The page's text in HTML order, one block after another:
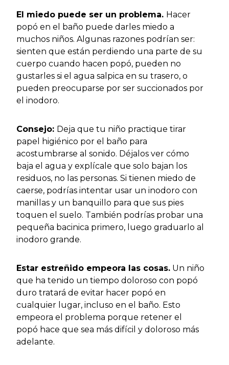
El miedo puede ser un problema. Hacer
popó en el baño puede darles miedo a
muchos niños. Algunas razones podrían ser:
sienten que están perdiendo una parte de su
cuerpo cuando hacen popó, pueden no
gustarles si el agua salpica en su trasero, o
pueden preocuparse por ser succionados por
el inodoro.
Consejo: Deja que tu niño practique tirar
papel higiénico por el baño para
acostumbrarse al sonido. Déjalos ver cómo
baja el agua y explícale que solo bajan los
residuos, no las personas. Si tienen miedo de
caerse, podrías intentar usar un inodoro con
manillas y un banquillo para que sus pies
toquen el suelo. También podrías probar una
pequeña bacinica primero, luego graduarlo al
inodoro grande.
Estar estreñido empeora las cosas. Un niño
que ha tenido un tiempo doloroso con popó
duro tratará de evitar hacer popó en
cualquier lugar, incluso en el baño. Esto
empeora el problema porque retener el
popó hace que sea más difícil y doloroso más
adelante.